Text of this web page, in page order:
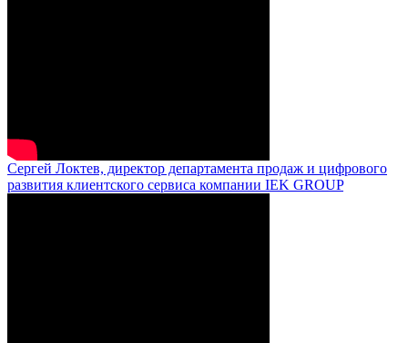
Сергей Локтев, директор департамента продаж и цифрового
развития клиентского сервиса компании IEK GROUP